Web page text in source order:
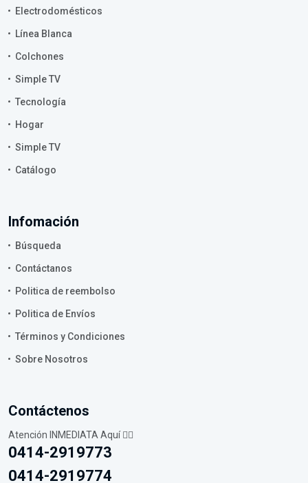
Electrodomésticos
Línea Blanca
Colchones
Simple TV
Tecnología
Hogar
Simple TV
Catálogo
Infomación
Búsqueda
Contáctanos
Politica de reembolso
Politica de Envíos
Términos y Condiciones
Sobre Nosotros
Contáctenos
Atención INMEDIATA Aquí 👇🏼
0414-2919773
0414-2919774